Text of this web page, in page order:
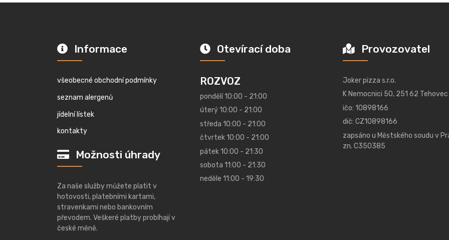
Informace
všeobecné obchodní podmínky
seznam alergenů
jídelní lístek
kontakty
Možnosti úhrady
Za naše služby můžete platit v
hotovosti, platebními kartami,
stravenkami nebo bankovním
převodem. Veškeré platby probíhají v
české měně.
Otevírací doba
ROZVOZ
pondělí 10:00 - 21:00
úterý 10:00 - 21:00
středa 10:00 - 21:00
čtvrtek 10:00 - 21:00
pátek 10:00 - 21:30
sobota 11:00 - 21:30
neděle 11:00 - 19:30
Provozovatel
Joker pizza s.r.o.
K Nemocnici 50, 251 62 Tehovec
ičo: 10898166
dič: CZ10898166
zapsáno u Městského soudu v
zn. C350385